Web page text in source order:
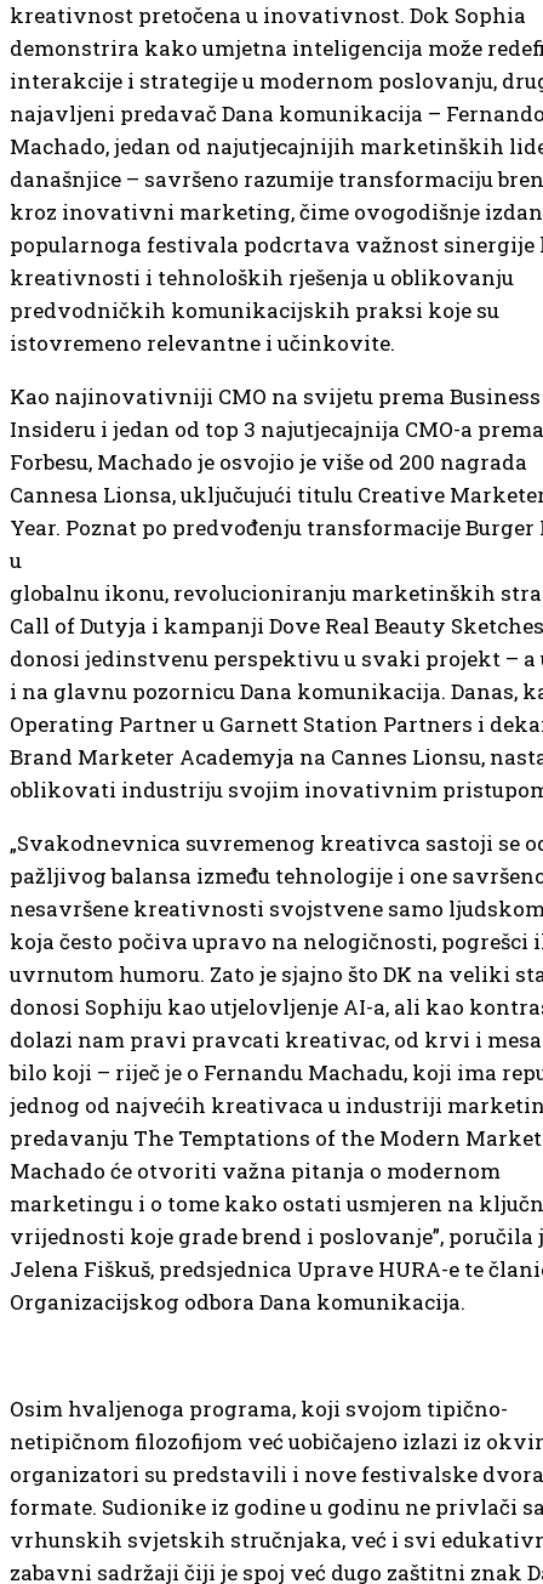
kreativnost pretočena u inovativnost. Dok Sophia
demonstrira kako umjetna inteligencija može
interakcije i strategije u modernom poslovanju,
najavljeni predavač Dana komunikacija –
Machado, jedan od najutjecajnijih marketinških
današnjice – savršeno razumije transformaciju
kroz inovativni marketing, čime ovogodišnje
popularnoga festivala podcrtava važnost sinergije
kreativnosti i tehnoloških rješenja u oblikovanju
predvodničkih komunikacijskih praksi koje su
istovremeno relevantne i učinkovite.
Kao najinovativniji CMO na svijetu prema Business
Insideru i jedan od top 3 najutjecajnija CMO-a prema
Forbesu, Machado je osvojio je više od 200 nagrada
Cannesa Lionsa, uključujući titulu Creative
Year. Poznat po predvođenju transformacije Burger
u
globalnu ikonu, revolucioniranju marketinških
Call of Dutyja i kampanji Dove Real Beauty
donosi jedinstvenu perspektivu u svaki projekt – a
i na glavnu pozornicu Dana komunikacija. Danas,
Operating Partner u Garnett Station Partners i
Brand Marketer Academyja na Cannes Lionsu,
oblikovati industriju svojim inovativnim
„Svakodnevnica suvremenog kreativca sastoji se
pažljivog balansa između tehnologije i one
nesavršene kreativnosti svojstvene samo
koja često počiva upravo na nelogičnosti, pogrešci
uvrnutom humoru. Zato je sjajno što DK na veliki
donosi Sophiju kao utjelovljenje AI-a, ali kao
dolazi nam pravi pravcati kreativac, od krvi i
bilo koji – riječ je o Fernandu Machadu, koji ima
jednog od najvećih kreativaca u industriji
predavanju The Temptations of the Modern
Machado će otvoriti važna pitanja o modernom
marketingu i o tome kako ostati usmjeren na
vrijednosti koje grade brend i poslovanje”, poručila
Jelena Fiškuš, predsjednica Uprave HURA-e te
Organizacijskog odbora Dana komunikacija.
Osim hvaljenoga programa, koji svojom tipično-
netipičnom filozofijom već uobičajeno izlazi iz
organizatori su predstavili i nove festivalske
formate. Sudionike iz godine u godinu ne privlači
vrhunskih svjetskih stručnjaka, već i svi
zabavni sadržaji čiji je spoj već dugo zaštitni znak